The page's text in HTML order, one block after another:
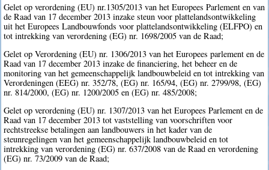
Gelet op verordening (EU) nr.1305/2013 van het Europees Parlement en van
de Raad van 17 december 2013 inzake steun voor plattelandsontwikkeling
uit het Europees Landbouwfonds voor plattelandsontwikkeling (ELFPO) en
tot intrekking van verordening (EG) nr. 1698/2005 van de Raad;
Gelet op Verordening (EU) nr. 1306/2013 van het Europees parlement en de
Raad van 17 december 2013 inzake de financiering, het beheer en de
monitoring van het gemeenschappelijk landbouwbeleid en tot intrekking van
Verordeningen (EEG) nr. 352/78, (EG) nr. 165/94, (EG) nr. 2799/98, (EG)
nr. 814/2000, (EG) nr. 1200/2005 en (EG) nr. 485/2008;
Gelet op verordening (EU) nr. 1307/2013 van het Europees Parlement en de
Raad van 17 december 2013 tot vaststelling van voorschriften voor
rechtstreekse betalingen aan landbouwers in het kader van de
steunregelingen van het gemeenschappelijk landbouwbeleid en tot
intrekking van verordening (EG) nr. 637/2008 van de Raad en verordening
(EG) nr. 73/2009 van de Raad;